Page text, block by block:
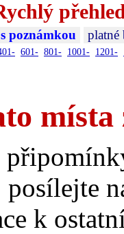
poznámkou platné
601- 801- 1001- 1201-
posílejte
k